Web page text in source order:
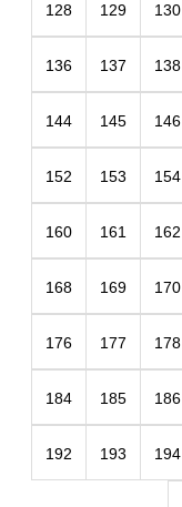
128 129 130
136 137 138
144 145 146
152 153 154
160 161 162
168 169 170
176 177 178
184 185 186
192 193 194